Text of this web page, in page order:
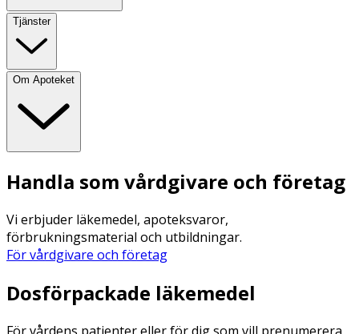
Tjänster
Om Apoteket
Handla som vårdgivare och företag
Vi erbjuder läkemedel, apoteksvaror,
förbrukningsmaterial och utbildningar.
För vårdgivare och företag
Dosförpackade läkemedel
För vårdens patienter eller för dig som vill prenumerera